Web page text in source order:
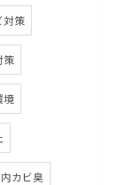
対策
策
境
カビ臭